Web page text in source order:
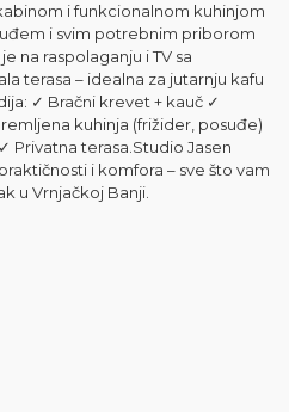
i funkcionalnom kuhinjom
i svim potrebnim priborom
na raspolaganju i TV sa
terasa – idealna za jutarnju kafu
✓ Bračni krevet + kauč ✓
kuhinja (frižider, posuđe)
Privatna terasa.Studio Jasen
i komfora – sve što vam
u Vrnjačkoj Banji.